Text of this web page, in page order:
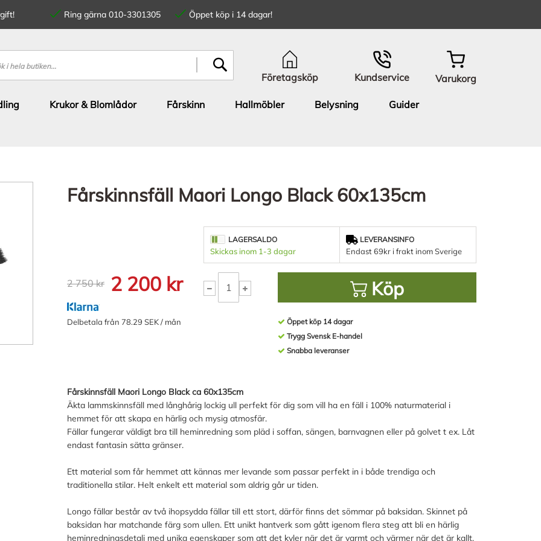
Ring gärna 010-3301305
Öppet köp i 14 dagar!
Företagsköp Kundservice Varukorg
Krukor & Blomlådor Fårskinn Hallmöbler Belysning
Guider
Fårskinnsfäll Maori Longo Black 60x135cm
2 750 kr 2 200 kr
Delbetala från 78.29 SEK / mån
LAGERSALDO
Skickas inom 1-3 dagar
LEVERANSINFO
Endast 69kr i frakt inom Sverige
Köp
Öppet köp 14 dagar
Trygg Svensk E-handel
Snabba leveranser
Fårskinnsfäll Maori Longo Black ca 60x135cm
Äkta lammskinnsfäll med långhårig lockig ull perfekt för dig som vill ha en fäll i 100% naturmaterial i
hemmet för att skapa en härlig och mysig atmosfär.
Fällar fungerar väldigt bra till heminredning som pläd i soffan, sängen, barnvagnen eller på golvet t ex. Låt
endast fantasin sätta gränser.
Ett material som får hemmet att kännas mer levande som passar perfekt in i både trendiga och
traditionella stilar. Helt enkelt ett material som aldrig går ur tiden.
Longo fällar består av två ihopsydda fällar till ett stort, därför finns det sömmar på baksidan. Skinnet på
baksidan har matchande färg som ullen. Ett unikt hantverk som gått igenom flera steg att bli en härlig
heminredningsdetalj med unika egenskaper som att det kyler när det är varmt och värmer när det är kallt.